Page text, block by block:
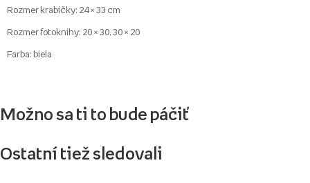
Rozmer krabičky: 24 × 33 cm
Rozmer fotoknihy: 20 × 30, 30 × 20
Farba: biela
Možno sa ti to bude páčiť
Ostatní tiež sledovali